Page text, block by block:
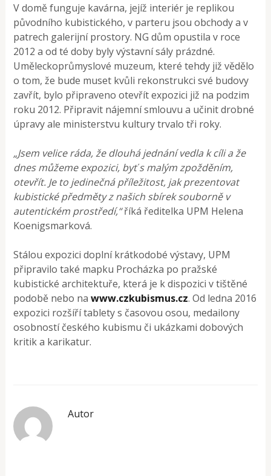
V domě funguje kavárna, jejíž interiér je replikou
původního kubistického, v parteru jsou obchody a v
patrech galerijní prostory. NG dům opustila v roce
2012 a od té doby byly výstavní sály prázdné.
Uměleckoprůmyslové muzeum, které tehdy již vědělo
o tom, že bude muset kvůli rekonstrukci své budovy
zavřít, bylo připraveno otevřít expozici již na podzim
roku 2012. Připravit nájemní smlouvu a učinit drobné
úpravy ale ministerstvu kultury trvalo tři roky.
„Jsem velice ráda, že dlouhá jednání vedla k cíli a že
dnes můžeme expozici, byť s malým zpožděním,
otevřít. Je to jedinečná příležitost, jak prezentovat
kubistické předměty z našich sbírek souborně v
autentickém prostředí,“říká ředitelka UPM Helena
Koenigsmarková.
Stálou expozici doplní krátkodobé výstavy, UPM
připravilo také mapku Procházka po pražské
kubistické architektuře, která je k dispozici v tištěné
podobě nebo nawww.czkubismus.cz. Od ledna 2016
expozici rozšíří tablety s časovou osou, medailony
osobností českého kubismu či ukázkami dobových
kritik a karikatur.
Autor